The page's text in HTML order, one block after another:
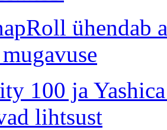
ühendab
100 ja
lihtsust